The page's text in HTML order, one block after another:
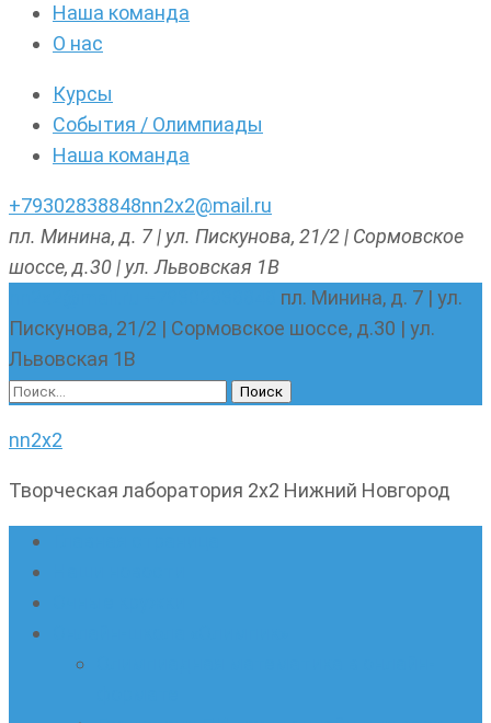
Наша команда
О нас
Курсы
События / Олимпиады
Наша команда
+79302838848nn2x2@mail.ru
пл. Минина, д. 7 | ул. Пискунова, 21/2 | Сормовское
шоссе, д.30 | ул. Львовская 1В
пл. Минина, д. 7 | ул.
Пискунова, 21/2 | Сормовское шоссе, д.30 | ул.
Львовская 1В
Найти:
nn2x2
Творческая лаборатория 2х2 Нижний Новгород